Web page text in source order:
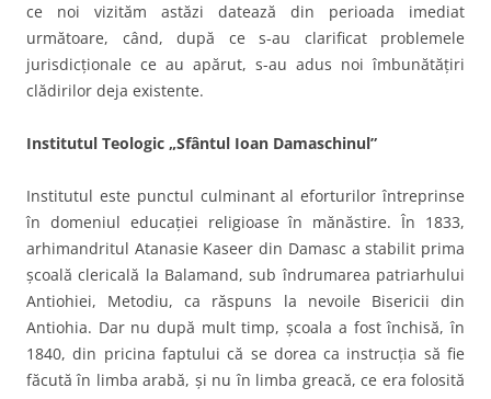
ce noi vizităm astăzi datează din perioada imediat
următoare, când, după ce s-au clarificat problemele
jurisdicţionale ce au apărut, s-au adus noi îmbunătăţiri
clădirilor deja existente.
Institutul Teologic „Sfântul Ioan Damaschinul”
Institutul este punctul culminant al eforturilor întreprinse
în domeniul educaţiei religioase în mănăstire. În 1833,
arhimandritul Atanasie Kaseer din Damasc a stabilit prima
şcoală clericală la Balamand, sub îndrumarea patriarhului
Antiohiei, Metodiu, ca răspuns la nevoile Bisericii din
Antiohia. Dar nu după mult timp, şcoala a fost închisă, în
1840, din pricina faptului că se dorea ca instrucţia să fie
făcută în limba arabă, şi nu în limba greacă, ce era folosită